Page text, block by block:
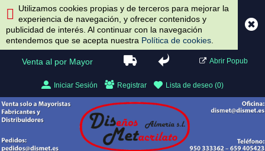
Utilizamos cookies propias y de terceros para mejorar la
experiencia de navegación, y ofrecer contenidos y
publicidad de interés. Al continuar con la navegación
entendemos que se acepta nuestra Política de cookies
Venta al por Mayor Abrir Popub
Iniciar Sesión Registrar Lista de deseo (0)